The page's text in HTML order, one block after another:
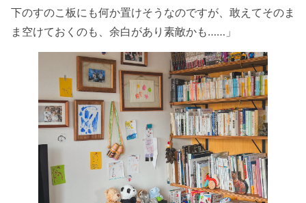
下のすのこ板にも何か置けそうなのですが、敢えてそのま
ま空けておくのも、余白があり素敵かも……」